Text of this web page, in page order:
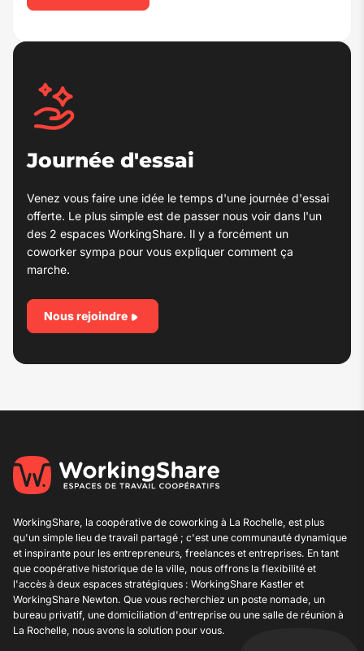
Journée d'essai
Venez vous faire une idée le temps d'une journée d'essai
offerte. Le plus simple est de passer nous voir dans l'un
des 2 espaces WorkingShare. Il y a forcément un
coworker sympa pour vous expliquer comment ça
marche.
Nous rejoindre
WorkingShare, la coopérative de coworking à La Rochelle, est plus
qu'un simple lieu de travail partagé ; c'est une communauté dynamique
et inspirante pour les entrepreneurs, freelances et entreprises. En tant
que coopérative historique de la ville, nous offrons la flexibilité et
l'accès à deux espaces stratégiques : WorkingShare Kastler et
WorkingShare Newton. Que vous recherchiez un poste nomade, un
bureau privatif, une domiciliation d'entrepriseou une salle de réunion à
La Rochelle, nous avons la solution pour vous.